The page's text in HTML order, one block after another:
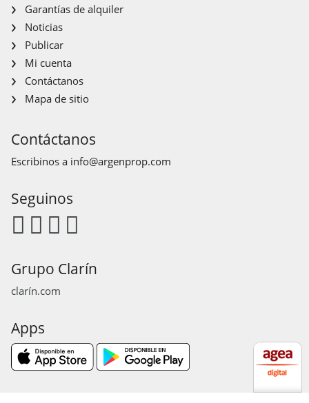
Garantías de alquiler
Noticias
Publicar
Mi cuenta
Contáctanos
Mapa de sitio
Contáctanos
Escribinos a info@argenprop.com
Seguinos
Grupo Clarín
clarín.com
Apps